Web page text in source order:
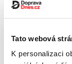
Tato webová
K personalizaci